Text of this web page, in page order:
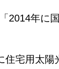
2014年に
住宅用太陽